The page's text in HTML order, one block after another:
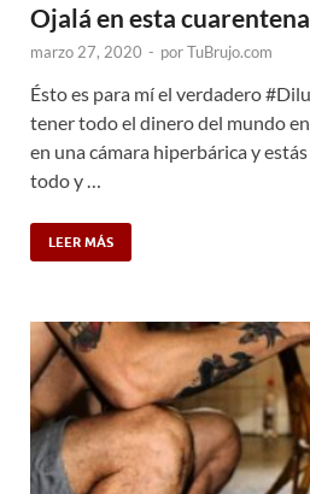
Ojalá en esta
marzo 27, 2020 - porTuBrujo.com
Ésto es para mí el verdadero
tener todo el dinero del mundo
en una cámara hiperbárica y
todo y …
LEER MÁS